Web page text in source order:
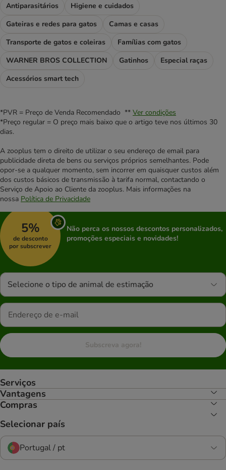
Antiparasitários
Higiene e cuidados
Gateiras e redes para gatos
Camas e casas
Transporte de gatos e coleiras
Famílias com gatos
WARNER BROS COLLECTION
Gatinhos
Especial raças
Acessórios smart tech
*PVR = Preço de Venda Recomendado ** Ver condições
*Preço regular = O preço mais baixo que o artigo teve nos últimos 30
dias.
A zooplus tem o direito de utilizar o seu endereço de email para
publicidade direta de bens ou serviços próprios semelhantes. Pode
opor-se a qualquer momento, sem incorrer em quaisquer custos além
dos custos básicos de transmissão à tarifa normal, contactando o
Serviço de Apoio ao Cliente da zooplus. Mais informações na
nossa Política de Privacidade
5%
de desconto
por subscrever
Não perca os nossos descontos personalizados,
promoções especiais e novidades!
Selecione o tipo de animal de estimação
Subscreva agora!
Serviços
Vantagens
Compras
Selecionar país
Portugal / pt